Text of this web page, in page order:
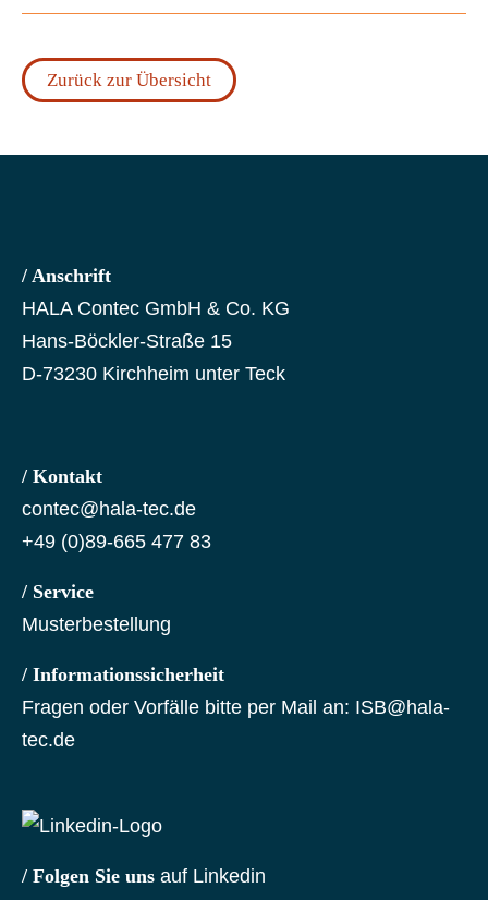
Zurück zur Übersicht
/ Anschrift
HALA Contec GmbH & Co. KG
Hans-Böckler-Straße 15
D-73230 Kirchheim unter Teck
/ Kontakt
contec@hala-tec.de
+49 (0)89-665 477 83
/ Service
Musterbestellung
/ Informationssicherheit
Fragen oder Vorfälle bitte per Mail an: ISB@hala-
tec.de
/ Folgen Sie uns auf Linkedin